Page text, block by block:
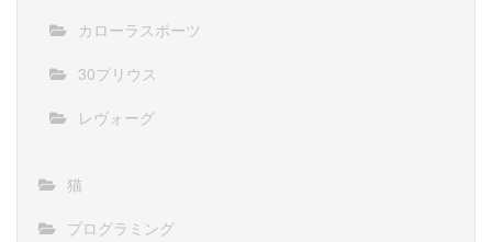
カローラスポーツ
30プリウス
レヴォーグ
猫
プログラミング